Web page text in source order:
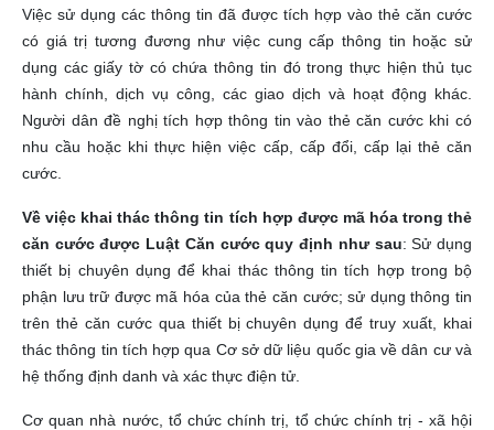
Việc sử dụng các thông tin đã được tích hợp vào thẻ căn cước
có giá trị tương đương như việc cung cấp thông tin hoặc sử
dụng các giấy tờ có chứa thông tin đó trong thực hiện thủ tục
hành chính, dịch vụ công, các giao dịch và hoạt động khác.
Người dân đề nghị tích hợp thông tin vào thẻ căn cước khi có
nhu cầu hoặc khi thực hiện việc cấp, cấp đổi, cấp lại thẻ căn
cước.
Về việc khai thác thông tin tích hợp được mã hóa trong thẻ
căn cước được Luật Căn cước quy định như sau: Sử dụng
thiết bị chuyên dụng để khai thác thông tin tích hợp trong bộ
phận lưu trữ được mã hóa của thẻ căn cước; sử dụng thông tin
trên thẻ căn cước qua thiết bị chuyên dụng để truy xuất, khai
thác thông tin tích hợp qua Cơ sở dữ liệu quốc gia về dân cư và
hệ thống định danh và xác thực điện tử.
Cơ quan nhà nước, tổ chức chính trị, tổ chức chính trị - xã hội